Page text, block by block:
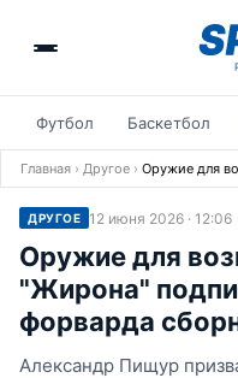
Футбол Баскетбол
Главная › Другое › Оружие для
ДРУГОЕ 12 июня 2026 · 12:06
Оружие для
"Жирона"
форварда
Александр Пищур